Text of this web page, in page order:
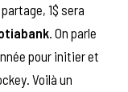
1$ sera
. On parle
pour initier et
Voilà un